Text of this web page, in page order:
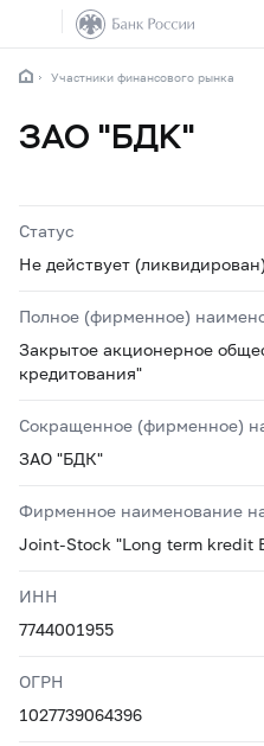
Участники финансового рынка
ЗАО "БДК"
Статус
Не действует
Полное (фирменное)
Закрытое акционерное
кредитования"
Сокращенное (фирменное)
ЗАО "БДК"
Фирменное наименование
Joint-Stock "Long term kredit
ИНН
7744001955
ОГРН
1027739064396